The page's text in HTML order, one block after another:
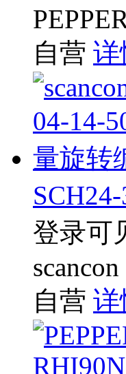
自营 详
登录可
scancon
自营 详